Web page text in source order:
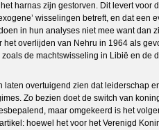
harnas zijn gestorven. Dit levert
wisselingen betreft, en dat
in hun analyses niet mee want
het overlijden van Nehru in 1964 als
de machtswisseling in Libië en de
overtuigend zien dat leiderschap
Zo bezien doet de switch van
maar omgekeerd is het
hoewel het voor het Verenigd